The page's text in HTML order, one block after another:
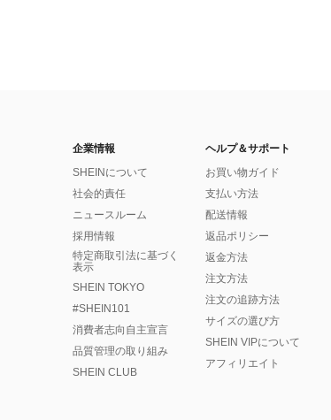
企業情報
SHEINについて
社会的責任
ニュースルーム
採用情報
特定商取引法に基づく
表示
SHEIN TOKYO
#SHEIN101
消費者志向自主宣言
品質管理の取り組み
SHEIN CLUB
ヘルプ＆サポート
お買い物ガイド
支払い方法
配送情報
返品ポリシー
返金方法
注文方法
注文の追跡方法
サイズの選び方
SHEIN VIPについて
アフィリエイト